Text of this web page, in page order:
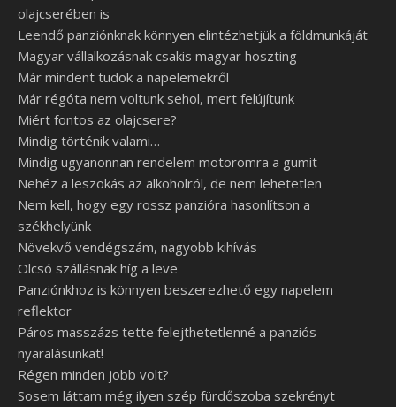
olajcserében is
Leendő panziónknak könnyen elintézhetjük a földmunkáját
Magyar vállalkozásnak csakis magyar hoszting
Már mindent tudok a napelemekről
Már régóta nem voltunk sehol, mert felújítunk
Miért fontos az olajcsere?
Mindig történik valami…
Mindig ugyanonnan rendelem motoromra a gumit
Nehéz a leszokás az alkoholról, de nem lehetetlen
Nem kell, hogy egy rossz panzióra hasonlítson a
székhelyünk
Növekvő vendégszám, nagyobb kihívás
Olcsó szállásnak híg a leve
Panziónkhoz is könnyen beszerezhető egy napelem
reflektor
Páros masszázs tette felejthetetlenné a panziós
nyaralásunkat!
Régen minden jobb volt?
Sosem láttam még ilyen szép fürdőszoba szekrényt